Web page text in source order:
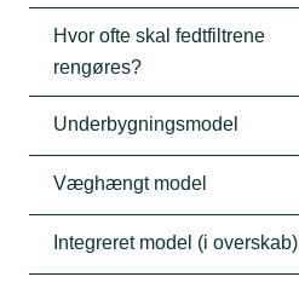
Hvor ofte skal fedtfiltrene
rengøres?
Underbygningsmodel
Væghængt model
Integreret model (i overskab)